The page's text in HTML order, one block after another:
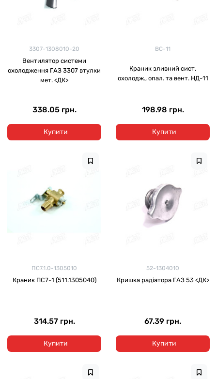
3307-1308010-20
Вентилятор системи
охолодження ГАЗ 3307 втулки
мет. <ДК>
338.05 грн.
Купити
ВС-11
Краник зливний сист.
охолодж., опал. та вент. НД-11
198.98 грн.
Купити
ПС7.1.0-1305010
Краник ПС7-1 (511.1305040)
314.57 грн.
Купити
52-1304010
Кришка радіатора ГАЗ 53 <ДК>
67.39 грн.
Купити